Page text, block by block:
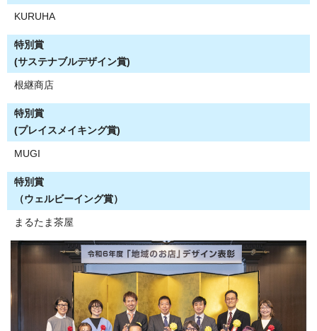
KURUHA
特別賞
(サステナブルデザイン賞)
根継商店
特別賞
(プレイスメイキング賞)
MUGI
特別賞
（ウェルビーイング賞）
まるたま茶屋